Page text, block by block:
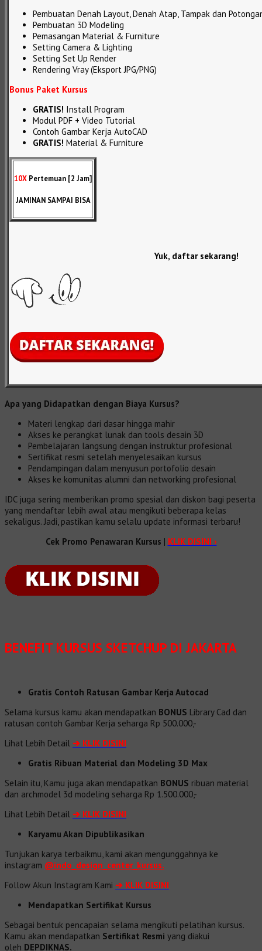
Pembuatan Denah Layout, Denah Atap, Tampak dan
Pembuatan 3D Modeling
Pemasangan Material & Furniture
Setting Camera & Lighting
Setting Set Up Render
Rendering Vray (Eksport JPG/PNG)
Bonus Paket Kursus
GRATIS! Install Program
Modul PDF + Video Tutorial
Contoh Gambar Kerja AutoCAD
GRATIS! Material & Furniture
10X Pertemuan [2 Jam]
JAMINAN SAMPAI BISA
Yuk, daftar sekarang!
Apa yang Didapatkan dengan Biaya Kursus?
Materi lengkap dari dasar hingga mahir
Akses ke perangkat lunak dan tools desain 3D
Pembelajaran langsung dengan instruktur profesional
Sertifikat resmi setelah menyelesaikan kursus
Pendampingan dalam menyusun portofolio desain
Akses ke komunitas alumni dan networking profesional
IDC juga sering memberikan promo spesial dan diskon bagi peserta
yang mendaftar lebih awal atau mengikuti beberapa kelas
sekaligus. Jadi, pastikan kamu selalu update informasi terbaru!
Cek Promo Penawaran Kursus | KLIK DISINI ›
BENEFIT KURSUS SKETCHUP DI JAKARTA
Gratis Contoh Ratusan Gambar Kerja Autocad
Selama kursus kamu akan mendapatkan BONUS Library Cad dan
ratusan contoh Gambar Kerja seharga Rp 500.000,-
Lihat Lebih Detail ➔ KLIK DISINI
Gratis Ribuan Material dan Modeling 3D Max
Selain itu, Kamu juga akan mendapatkan BONUS ribuan material
dan archmodel 3d modeling seharga Rp 1.500.000,-
Lihat Lebih Detail ➔ KLIK DISINI
Karyamu Akan Dipublikasikan
Tunjukan karya terbaikmu, kami akan mengunggahnya ke
instagram @indo_design_center_kursus.
Follow Akun Instagram Kami ➔ KLIK DISINI
Mendapatkan Sertifikat Kursus
Sebagai bentuk pencapaian selama mengikuti pelatihan kursus.
Kamu akan mendapatkan Sertifikat Resmi yang diakui
oleh DEPDIKNAS.